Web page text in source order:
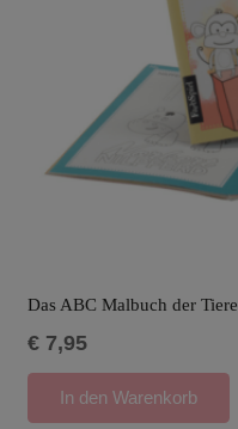
Das ABC Malbuch der Tiere
€7,95
In den Warenkorb